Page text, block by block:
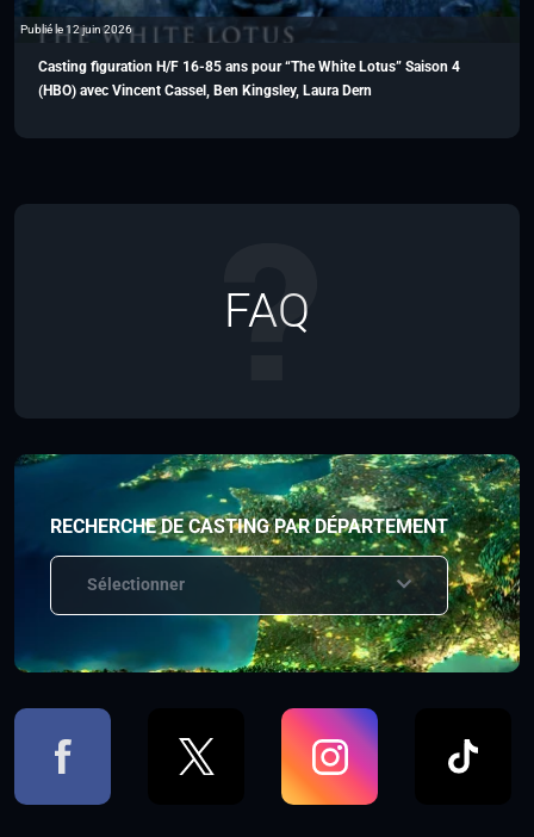
Publié le 12 juin 2026
Casting figuration H/F 16-85 ans pour “The White Lotus” Saison 4
(HBO) avec Vincent Cassel, Ben Kingsley, Laura Dern
FAQ
RECHERCHE DE CASTING PAR DÉPARTEMENT
Sélectionner